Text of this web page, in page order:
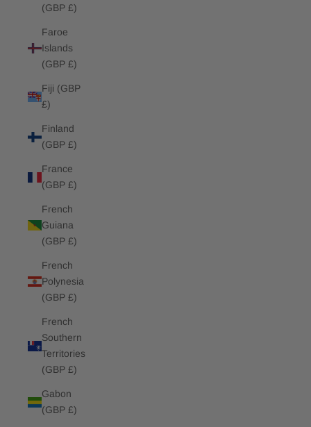
(GBP £)
Faroe
Islands
(GBP £)
Fiji (GBP
£)
Finland
(GBP £)
France
(GBP £)
French
Guiana
(GBP £)
French
Polynesia
(GBP £)
French
Southern
Territories
(GBP £)
Gabon
(GBP £)